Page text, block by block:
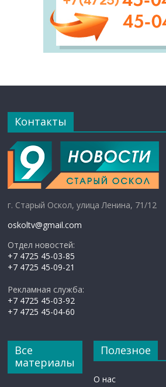
Контакты
г. Старый Оскол, улица Ленина, 71/12
oskoltv@gmail.com
Отдел новостей:
+7 4725 45-03-85
+7 4725 45-09-21
Рекламная служба:
+7 4725 45-03-92
+7 4725 45-04-60
Все
материалы
Полезное
О нас